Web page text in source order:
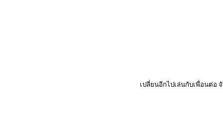
เปลี่ยนอีกไปเล่นกับเพื่อนต่อ